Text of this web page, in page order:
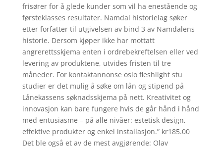
frisører for å glede kunder som vil ha enestående og
førsteklasses resultater. Namdal historielag søker
etter forfatter til utgivelsen av bind 3 av Namdalens
historie. Dersom kjøper ikke har mottatt
angrerettsskjema enten i ordrebekreftelsen eller ved
levering av produktene, utvides fristen til tre
måneder. For kontaktannonse oslo fleshlight stu
studier er det mulig å søke om lån og stipend på
Lånekassens søknadsskjema på nett. Kreativitet og
innovasjon kan bare fungere hvis de går hånd i hånd
med entusiasme – på alle nivåer: estetisk design,
effektive produkter og enkel installasjon.” kr185.00
Det ble også et av de mest avgjørende: Olav